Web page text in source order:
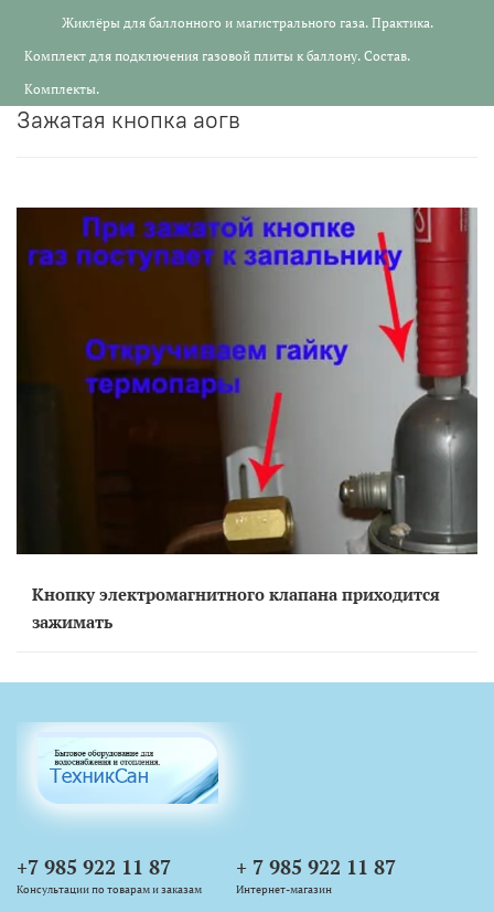
Жиклёры для баллонного и магистрального газа. Практика.
Комплект для подключения газовой плиты к баллону. Состав.
Комплекты.
зажатая кнопка аогв
Кнопку электромагнитного клапана приходится
зажимать
+7 985 922 11 87
Консультации по товарам и заказам
+ 7 985 922 11 87
Интернет-магазин